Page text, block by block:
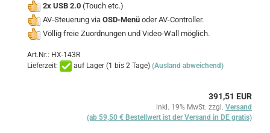
2x USB 2.0 (Touch etc.)
AV-Steuerung via OSD-Menü oder AV-Controller.
Völlig freie Zuordnungen und Video-Wall möglich.
Art.Nr.: HX-143R
Lieferzeit:
auf Lager (1 bis 2 Tage) (Ausland abweichend)
391,51 EUR
inkl. 19% MwSt. zzgl. Versand
(ab 59,50 € Bestellwert ist der Versand in DE gratis)